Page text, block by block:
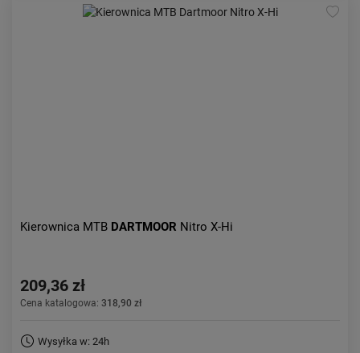
Kierownica MTB DARTMOOR Nitro X-Hi
209,36 zł
Cena katalogowa: 318,90 zł
Wysyłka w: 24h